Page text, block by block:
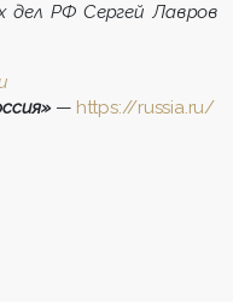
дел РФ Сергей Лавров
— https://russia.ru/